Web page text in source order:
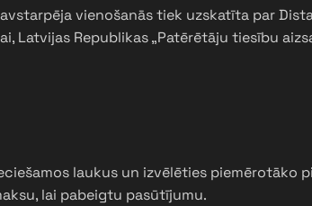
vienošanās tiek uzskatīta par
Republikas „Patērētāju tiesību
laukus un izvēlēties piemērotāko
lai pabeigtu pasūtījumu.